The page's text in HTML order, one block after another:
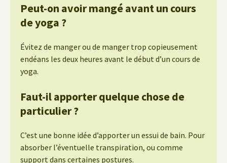
Peut-on avoir mangé avant un cours
de yoga ?
Évitez de manger ou de manger trop copieusement
endéans les deux heures avant le début d’un cours de
yoga.
Faut-il apporter quelque chose de
particulier ?
C’est une bonne idée d’apporter un essui de bain. Pour
absorber l’éventuelle transpiration, ou comme
support dans certaines postures.